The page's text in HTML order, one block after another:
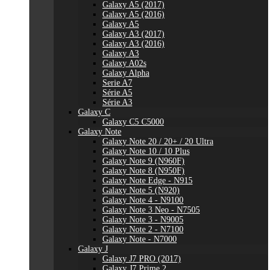
Galaxy A5 (2017)
Galaxy A5 (2016)
Galaxy A5
Galaxy A3 (2017)
Galaxy A3 (2016)
Galaxy A3
Galaxy A02s
Galaxy Alpha
Serie A7
Série A5
Série A3
Galaxy C
Galaxy C5 C5000
Galaxy Note
Galaxy Note 20 / 20+ / 20 Ultra
Galaxy Note 10 / 10 Plus
Galaxy Note 9 (N960F)
Galaxy Note 8 (N950F)
Galaxy Note Edge - N915
Galaxy Note 5 (N920)
Galaxy Note 4 - N9100
Galaxy Note 3 Neo - N7505
Galaxy Note 3 - N9005
Galaxy Note 2 - N7100
Galaxy Note - N7000
Galaxy J
Galaxy J7 PRO (2017)